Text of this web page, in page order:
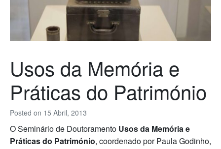
Posted on 15 Abril, 2013
Usos da Memória e
Práticas do Património
O Seminário de Doutoramento Usos da Memória e
Práticas do Património, coordenado por Paula Godinho,